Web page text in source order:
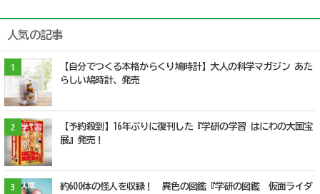
人気の記事
1
【自分でつくる本格からくり鳩時計】大人の科学マガジン あた
らしい鳩時計、発売
2
【予約殺到】16年ぶりに復刊した『学研の学習 はにわの大国宝
展』発売！
3
約600体の怪人を収録！ 異色の図鑑『学研の図鑑 仮面ライダ